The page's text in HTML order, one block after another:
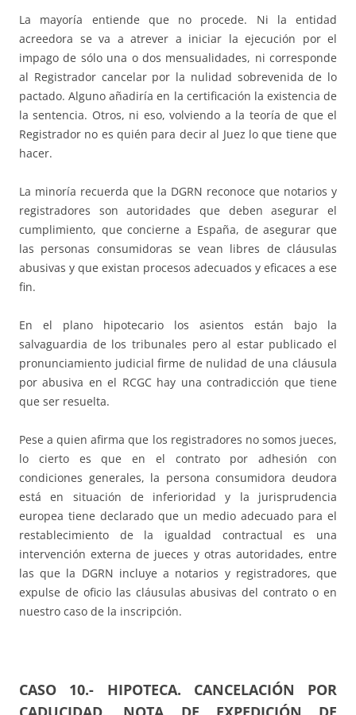
La mayoría entiende que no procede. Ni la entidad
acreedora se va a atrever a iniciar la ejecución por el
impago de sólo una o dos mensualidades, ni corresponde
al Registrador cancelar por la nulidad sobrevenida de lo
pactado. Alguno añadiría en la certificación la existencia de
la sentencia. Otros, ni eso, volviendo a la teoría de que el
Registrador no es quién para decir al Juez lo que tiene que
hacer.
La minoría recuerda que la DGRN reconoce que notarios y
registradores son autoridades que deben asegurar el
cumplimiento, que concierne a España, de asegurar que
las personas consumidoras se vean libres de cláusulas
abusivas y que existan procesos adecuados y eficaces a ese
fin.
En el plano hipotecario los asientos están bajo la
salvaguardia de los tribunales pero al estar publicado el
pronunciamiento judicial firme de nulidad de una cláusula
por abusiva en el RCGC hay una contradicción que tiene
que ser resuelta.
Pese a quien afirma que los registradores no somos jueces,
lo cierto es que en el contrato por adhesión con
condiciones generales, la persona consumidora deudora
está en situación de inferioridad y la jurisprudencia
europea tiene declarado que un medio adecuado para el
restablecimiento de la igualdad contractual es una
intervención externa de jueces y otras autoridades, entre
las que la DGRN incluye a notarios y registradores, que
expulse de oficio las cláusulas abusivas del contrato o en
nuestro caso de la inscripción.
CASO 10.- HIPOTECA. CANCELACIÓN POR